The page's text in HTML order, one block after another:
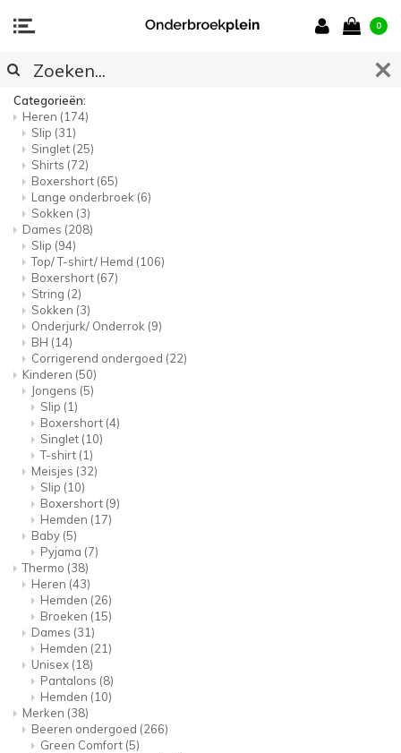
0
SITEMAP
Categorieën:
Heren (174)
Slip (31)
Singlet (25)
Shirts (72)
Boxershort (65)
Lange onderbroek (6)
Sokken (3)
Dames (208)
Slip (94)
Top/ T-shirt/ Hemd (106)
Boxershort (67)
String (2)
Sokken (3)
Onderjurk/ Onderrok (9)
BH (14)
Corrigerend ondergoed (22)
Kinderen (50)
Jongens (5)
Slip (1)
Boxershort (4)
Singlet (10)
T-shirt (1)
Meisjes (32)
Slip (10)
Boxershort (9)
Hemden (17)
Baby (5)
Pyjama (7)
Thermo (38)
Heren (43)
Hemden (26)
Broeken (15)
Dames (31)
Hemden (21)
Unisex (18)
Pantalons (8)
Hemden (10)
Merken (38)
Beeren ondergoed (266)
Green Comfort (5)